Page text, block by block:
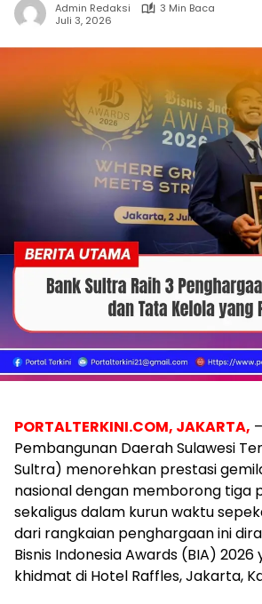
Admin Redaksi
3 Min Baca
Juli 3, 2026
PORTALTERKINI.COM, JAKARTA,
Pembangunan Daerah Sulawesi
Sultra) menorehkan prestasi
nasional dengan memborong tiga
sekaligus dalam kurun waktu
dari rangkaian penghargaan ini
Bisnis Indonesia Awards (BIA)
khidmat di Hotel Raffles, Jakarta,